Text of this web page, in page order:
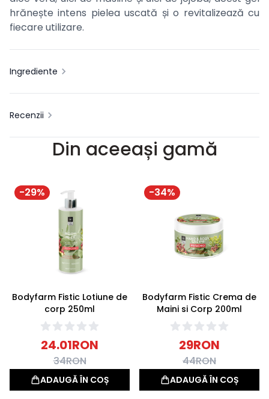
hrănește intens pielea uscată și o revitalizează cu
fiecare utilizare.
Ingrediente
Recenzii
Din aceeași gamă
-29%
Bodyfarm Fistic Lotiune de
corp 250ml
24.01RON
34RON
ADAUGĂ ÎN COȘ
-34%
Bodyfarm Fistic Crema de
Maini si Corp 200ml
29RON
44RON
ADAUGĂ ÎN COȘ